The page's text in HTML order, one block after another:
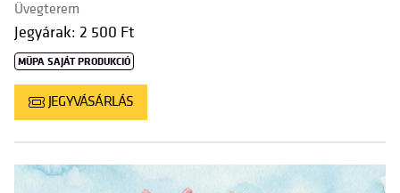
Üvegterem
Jegyárak: 2 500 Ft
MÜPA SAJÁT PRODUKCIÓ
JEGYVÁSÁRLÁS